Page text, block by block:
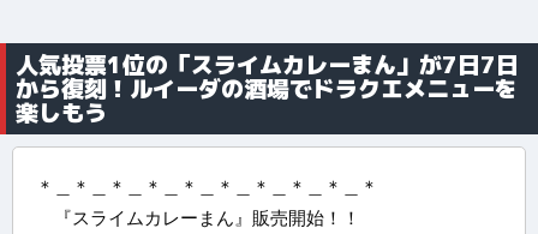
人気投票1位の「スライムカレーまん」が7日7日
から復刻！ルイーダの酒場でドラクエメニューを
楽しもう
＊＿＊＿＊＿＊＿＊＿＊＿＊＿＊＿＊＿＊
『スライムカレーまん』販売開始！！